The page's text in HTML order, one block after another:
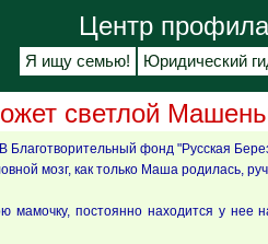
Центр
Я ищу семью! Юридический
светлой
Благотворительный фонд "Русская
мозг, как только Маша родилась,
мамочку, постоянно находится у